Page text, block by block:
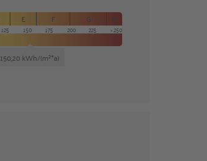
E F G H
125 150 175 200 225 250
150,20 kWh/(m²*a)